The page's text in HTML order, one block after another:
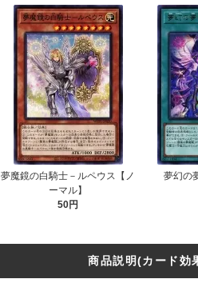
夢魔鏡の白騎士－ルペウス【ノ
ーマル】
50円
夢幻の
商品説明(カード効